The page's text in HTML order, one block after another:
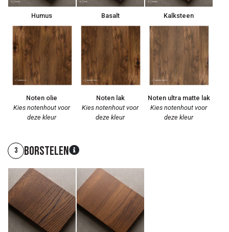
Humus Basalt Kalksteen
Noten olie
Kies notenhout voor
deze kleur
Noten lak
Kies notenhout voor
deze kleur
Noten ultra matte lak
Kies notenhout voor
deze kleur
3 Borstelen